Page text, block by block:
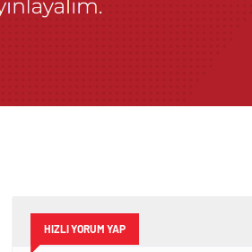
HIZLI YORUM YAP